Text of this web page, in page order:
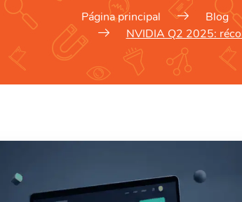
Página principal Blog
NVIDIA Q2 2025: